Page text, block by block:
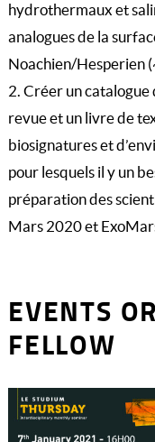
hydrothermaux et
analogues de la
Noachien/Hesperien
2. Créer un
revue et un livre de
biosignatures et
pour lesquels il y un
préparation des
Mars 2020 et
EVENTS
FELLOW